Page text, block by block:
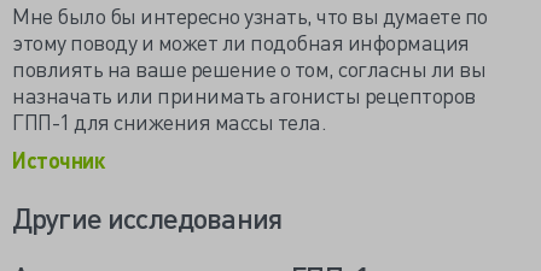
Мне было бы интересно узнать, что вы думаете по
этому поводу и может ли подобная информация
повлиять на ваше решение о том, согласны ли вы
назначать или принимать агонисты рецепторов
ГПП-1 для снижения массы тела.
Источник
Другие исследования